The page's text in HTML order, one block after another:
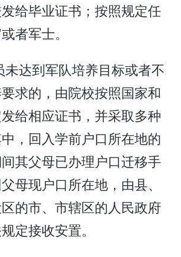
给毕业证书；按照规定任
者军士。
未达到军队培养目标或者不
求的，由院校按照国家和
给相应证书，并采取多种
，回入学前户口所在地的
其父母已办理户口迁移手
母现户口所在地，由县、
的市、市辖区的人民政府
定接收安置。